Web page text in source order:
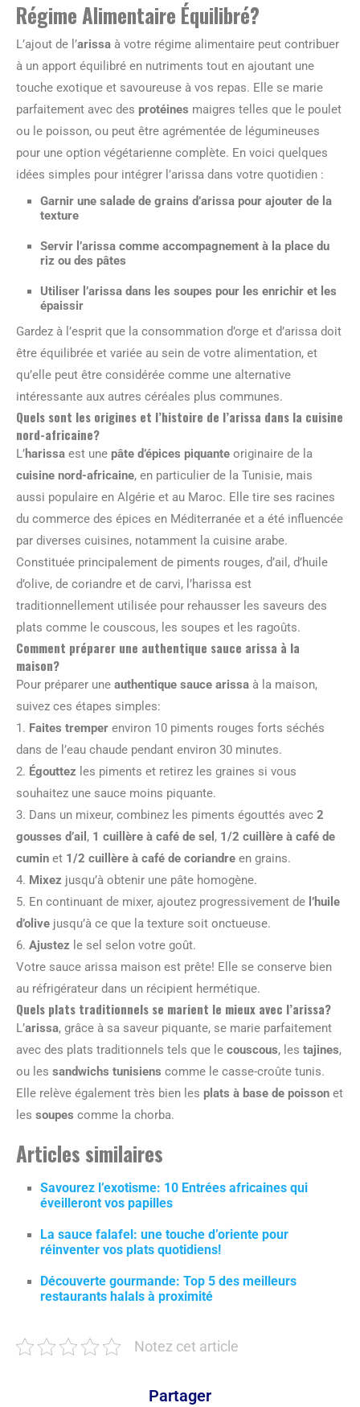
Régime Alimentaire Équilibré?
L’ajout de l’arissa à votre régime alimentaire peut contribuer
à un apport équilibré en nutriments tout en ajoutant une
touche exotique et savoureuse à vos repas. Elle se marie
parfaitement avec des protéines maigres telles que le poulet
ou le poisson, ou peut être agrémentée de légumineuses
pour une option végétarienne complète. En voici quelques
idées simples pour intégrer l’arissa dans votre quotidien :
Garnir une salade de grains d’arissa pour ajouter de la
texture
Servir l’arissa comme accompagnement à la place du
riz ou des pâtes
Utiliser l’arissa dans les soupes pour les enrichir et les
épaissir
Gardez à l’esprit que la consommation d’orge et d’arissa doit
être équilibrée et variée au sein de votre alimentation, et
qu’elle peut être considérée comme une alternative
intéressante aux autres céréales plus communes.
Quels sont les origines et l’histoire de l’arissa dans la cuisine
nord-africaine?
L’harissa est une pâte d’épices piquante originaire de la
cuisine nord-africaine, en particulier de la Tunisie, mais
aussi populaire en Algérie et au Maroc. Elle tire ses racines
du commerce des épices en Méditerranée et a été influencée
par diverses cuisines, notamment la cuisine arabe.
Constituée principalement de piments rouges, d’ail, d’huile
d’olive, de coriandre et de carvi, l’harissa est
traditionnellement utilisée pour rehausser les saveurs des
plats comme le couscous, les soupes et les ragoûts.
Comment préparer une authentique sauce arissa à la
maison?
Pour préparer une authentique sauce arissa à la maison,
suivez ces étapes simples:
1. Faites tremper environ 10 piments rouges forts séchés
dans de l’eau chaude pendant environ 30 minutes.
2. Égouttez les piments et retirez les graines si vous
souhaitez une sauce moins piquante.
3. Dans un mixeur, combinez les piments égouttés avec 2
gousses d’ail , 1 cuillère à café de sel , 1/2 cuillère à café de
cumin et 1/2 cuillère à café de coriandre en grains.
4. Mixez jusqu’à obtenir une pâte homogène.
5. En continuant de mixer, ajoutez progressivement de l’huile
d’olive jusqu’à ce que la texture soit onctueuse.
6. Ajustez le sel selon votre goût.
Votre sauce arissa maison est prête! Elle se conserve bien
au réfrigérateur dans un récipient hermétique.
Quels plats traditionnels se marient le mieux avec l’arissa?
L’arissa, grâce à sa saveur piquante, se marie parfaitement
avec des plats traditionnels tels que le couscous, les tajines,
ou les sandwichs tunisiens comme le casse-croûte tunis.
Elle relève également très bien les plats à base de poisson et
les soupes comme la chorba.
Articles similaires
Savourez l’exotisme: 10 Entrées africaines qui
éveilleront vos papilles
La sauce falafel: une touche d’oriente pour
réinventer vos plats quotidiens!
Découverte gourmande: Top 5 des meilleurs
restaurants halals à proximité
Notez cet article
Partager